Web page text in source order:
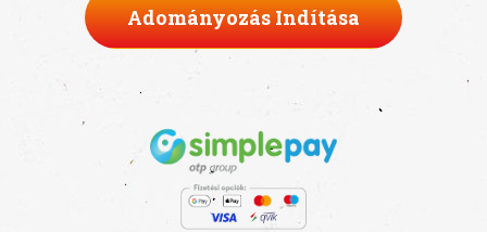
Adományozás Indítása